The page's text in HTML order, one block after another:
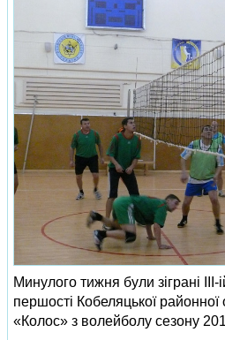
Минулого тижня були зіграні ІІІ-
першості Кобеляцької районної
«Колос» з волейболу сезону